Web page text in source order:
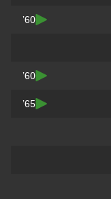
60’
60’
65’